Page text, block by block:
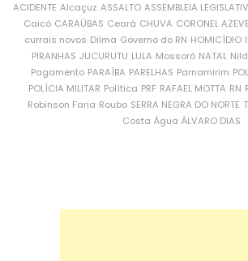
ACIDENTE Alcaçuz ASSALTO ASSEMBLEIA
Caicó CARAÚBAS Ceará CHUVA CORONEL
currais novos Dilma Governo do RN HOMICÍDIO
PIRANHAS JUCURUTU LULA Mossoró NATAL
Pagamento PARAÍBA PARELHAS Parnamirim
POLÍCIA MILITAR Política PRF RAFAEL MOTTA RN
Robinson Faria Roubo SERRA NEGRA DO NORTE
Costa Água ÁLVARO DIAS